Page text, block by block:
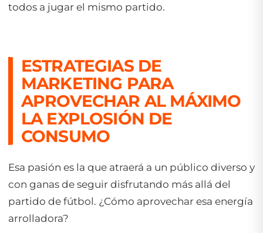
todos a jugar el mismo partido.
ESTRATEGIAS DE
MARKETING PARA
APROVECHAR AL MÁXIMO
LA EXPLOSIÓN DE
CONSUMO
Esa pasión es la que atraerá a un público diverso y
con ganas de seguir disfrutando más allá del
partido de fútbol. ¿Cómo aprovechar esa energía
arrolladora?